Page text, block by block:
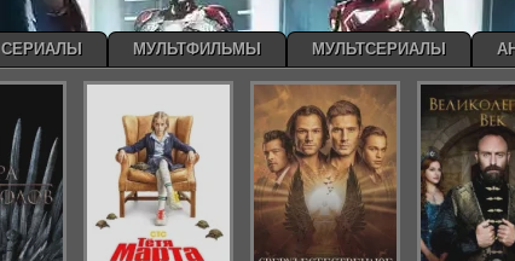
СЕРИАЛЫ МУЛЬТФИЛЬМЫ МУЛЬТСЕРИАЛЫ